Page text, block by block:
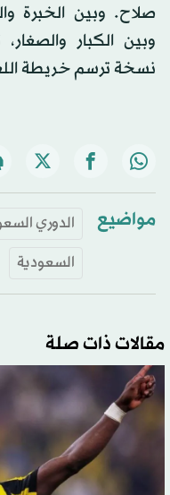
صلاح. وبين الخبرة
نسخة ترسم خريطة
مواضيع الدوري
السعودية
مقالات ذات صلة